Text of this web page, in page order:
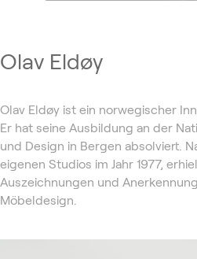
Olav Eldøy
Olav Eldøy ist ein norwegischer
Er hat seine Ausbildung an der
und Design in Bergen absolviert.
eigenen Studios im Jahr 1977,
Auszeichnungen und
Möbeldesign.